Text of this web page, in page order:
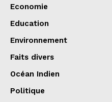
Economie
Education
Environnement
Faits divers
Océan Indien
Politique